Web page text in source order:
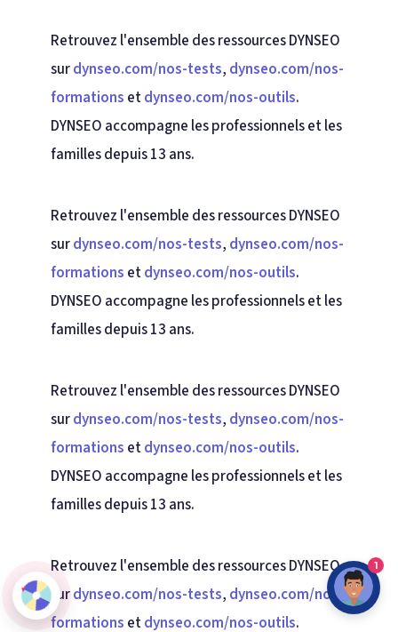
Retrouvez l'ensemble des ressources DYNSEO
surdynseo.com/nos-tests, dynseo.com/nos-
formations etdynseo.com/nos-outils.
DYNSEO accompagne les professionnels et les
familles depuis 13 ans.
Retrouvez l'ensemble des ressources DYNSEO
surdynseo.com/nos-tests, dynseo.com/nos-
formations etdynseo.com/nos-outils.
DYNSEO accompagne les professionnels et les
familles depuis 13 ans.
Retrouvez l'ensemble des ressources DYNSEO
surdynseo.com/nos-tests, dynseo.com/nos-
formations etdynseo.com/nos-outils.
DYNSEO accompagne les professionnels et les
familles depuis 13 ans.
Retrouvez l'ensemble des ressources DYNSEO
surdynseo.com/nos-tests, dynseo.com/nos-
formations etdynseo.com/nos-outils.
1